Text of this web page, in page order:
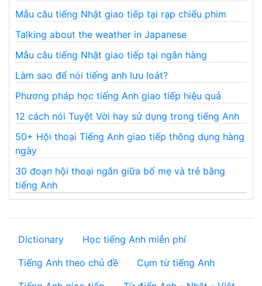
Mẫu câu tiếng Nhật giao tiếp tại rạp chiếu phim
Talking about the weather in Japanese
Mẫu câu tiếng Nhật giao tiếp tại ngân hàng
Làm sao để nói tiếng anh lưu loát?
Phương pháp học tiếng Anh giao tiếp hiệu quả
12 cách nói Tuyệt Vời hay sử dụng trong tiếng Anh
50+ Hội thoại Tiếng Anh giao tiếp thông dụng hàng
ngày
30 đoạn hội thoại ngắn giữa bố mẹ và trẻ bằng
tiếng Anh
Dictionary
Học tiếng Anh miễn phí
Tiếng Anh theo chủ đề
Cụm từ tiếng Anh